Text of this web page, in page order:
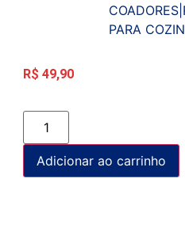
PARA
R$ 49,90
Adicionar ao carrinho